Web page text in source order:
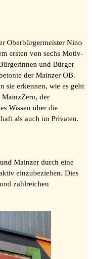
Oberbürgermeister Nino
ersten von sechs Motiv-
und Bürger
der Mainzer OB.
sie erkennen, wie es geht
MainzZero, der
Wissen über die
als auch im Privaten.
Mainzer durch eine
einzubeziehen. Dies
zahlreichen